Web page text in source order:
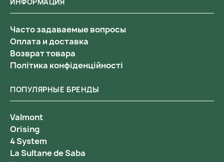
Часто задаваемые вопросы
Оплата и доставка
Возврат товара
Політика конфіденційності
ПОПУЛЯРНЫЕ БРЕНДЫ
Valmont
Orising
4 System
La Sultane de Saba